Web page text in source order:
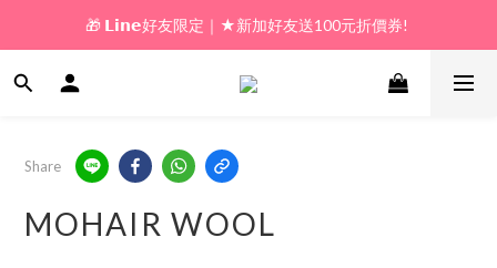
🎁 新好友購物金｜★加入新會員領券送100元!
🎁 𝗟𝗶𝗻𝗲好友限定｜★新加好友送100元折價券!
🎁 新好友購物金｜★加入新會員領券送100元!
Share
MOHAIR WOOL